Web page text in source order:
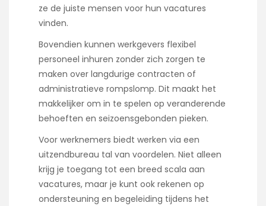
ze de juiste mensen voor hun vacatures
vinden.
Bovendien kunnen werkgevers flexibel
personeel inhuren zonder zich zorgen te
maken over langdurige contracten of
administratieve rompslomp. Dit maakt het
makkelijker om in te spelen op veranderende
behoeften en seizoensgebonden pieken.
Voor werknemers biedt werken via een
uitzendbureau tal van voordelen. Niet alleen
krijg je toegang tot een breed scala aan
vacatures, maar je kunt ook rekenen op
ondersteuning en begeleiding tijdens het